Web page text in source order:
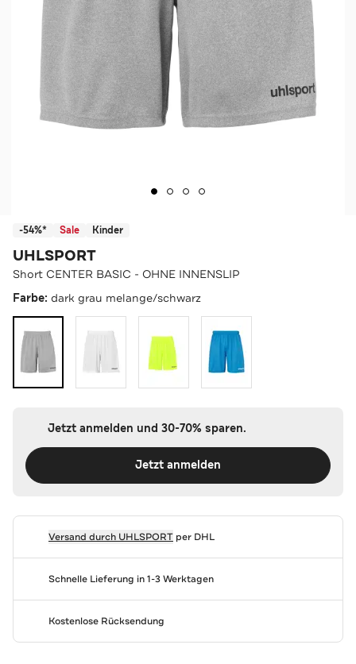
-54%* Sale Kinder
UHLSPORT
Short CENTER BASIC - OHNE INNENSLIP
Farbe: dark grau melange/schwarz
Jetzt anmelden und 30-70% sparen.
Jetzt anmelden
Versand durch UHLSPORTper DHL
Schnelle Lieferung in 1-3 Werktagen
Kostenlose Rücksendung